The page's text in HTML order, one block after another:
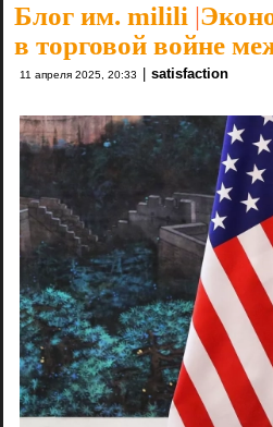
Блог им. milili |
в торговой войне
11 апреля 2025, 20:33 satisfaction